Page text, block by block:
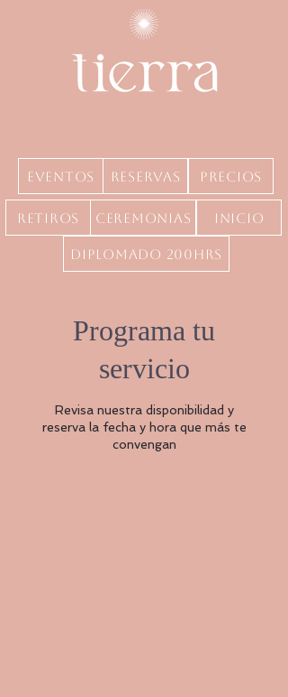
Reservas
Eventos precios
Ceremonias
Retiros inicio
Diplomado 200hrs
Programa tu
servicio
Revisa nuestra disponibilidad y
reserva la fecha y hora que más te
convengan